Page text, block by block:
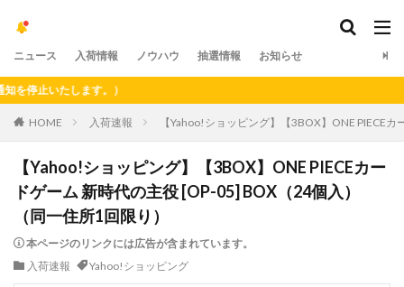
ニュース 入荷情報 ノウハウ 抽選情報 お知らせ
止いたします。）
HOME 入荷速報 【Yahoo!ショッピング】【3BOX】ONE PIECE
【Yahoo!ショッピング】【3BOX】ONE PIECEカー
ドゲーム 新時代の主役 [OP-05] BOX（24個入）
（同一住所1回限り）
本ページのリンクには広告が含まれています。
入荷速報
Yahoo!ショッピング